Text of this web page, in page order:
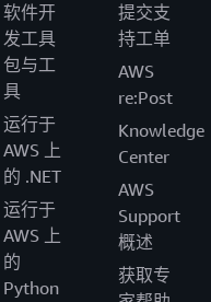
软件开
发工具
包与工
具
运行于
AWS 上
的 .NET
运行于
AWS 上
的
Python
提交支
持工单
AWS
re:Post
Knowledge
Center
AWS
Support
概述
获取专